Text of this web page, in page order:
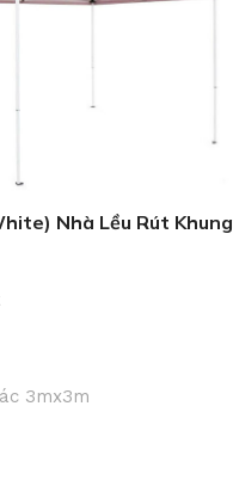
Nhà Lều Rút Khung
3mx3m